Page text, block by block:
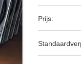
Prijs: